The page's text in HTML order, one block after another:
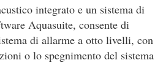
integrato e un sistema di
Aquasuite, consente di
di allarme a otto livelli, con
o lo spegnimento del sistema